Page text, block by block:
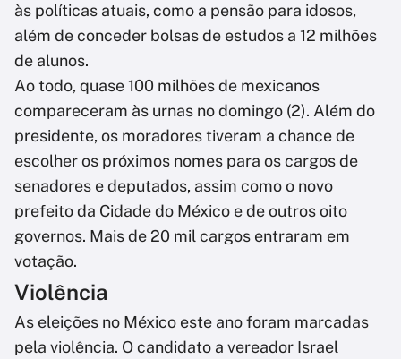
às políticas atuais, como a pensão para idosos,
além de conceder bolsas de estudos a 12 milhões
de alunos.
Ao todo, quase 100 milhões de mexicanos
compareceram às urnas no domingo (2). Além do
presidente, os moradores tiveram a chance de
escolher os próximos nomes para os cargos de
senadores e deputados, assim como o novo
prefeito da Cidade do México e de outros oito
governos. Mais de 20 mil cargos entraram em
votação.
Violência
As eleições no México este ano foram marcadas
pela violência. O candidato a vereador Israel